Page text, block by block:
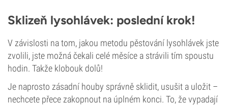
Sklizeň lysohlávek: poslední krok!
V závislosti na tom, jakou metodu pěstování lysohlávek jste
zvolili, jste možná čekali celé měsíce a strávili tím spoustu
hodin. Takže klobouk dolů!
Je naprosto zásadní houby správně sklidit, usušit a uložit –
nechcete přece zakopnout na úplném konci. To, že vypadají